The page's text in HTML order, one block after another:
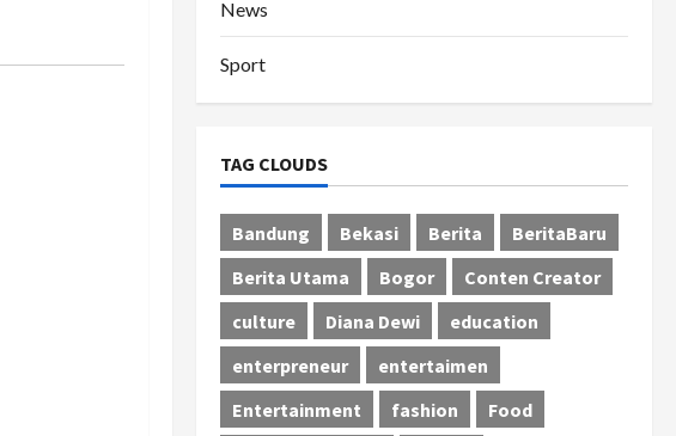
News
Sport
TAG CLOUDS
Bandung Bekasi Berita
BeritaBaru
Berita Utama
Bogor
Conten Creator
culture
Diana Dewi
education
enterpreneur
entertaimen
Entertainment
fashion
Food